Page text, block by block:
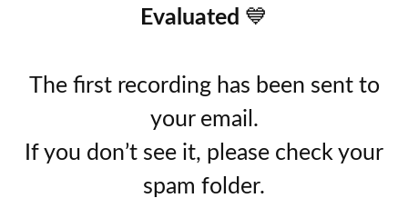
Evaluated 💙
The first recording has been sent to
your email.
If you don’t see it, please check your
spam folder.